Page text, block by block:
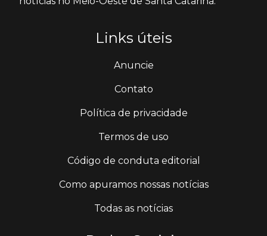
Links úteis
Anuncie
Contato
Política de privacidade
Termos de uso
Código de conduta editorial
Como apuramos nossas notícias
Todas as notícias